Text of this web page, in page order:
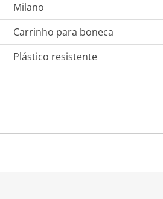
Milano
Carrinho para boneca
Plástico resistente